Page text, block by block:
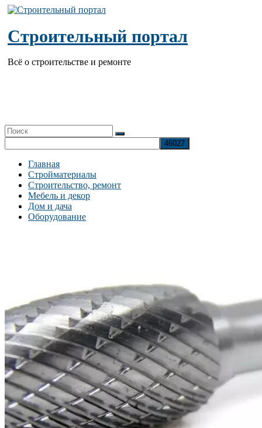
Перейти
содержимому
Строительный портал
Всё о строительстве и ремонте
Главная
Стройматериалы
Строительство, ремонт
Мебель и декор
Дом и дача
Оборудование